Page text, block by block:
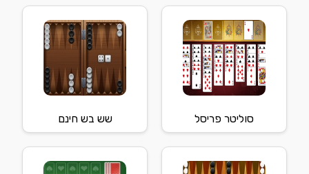
סוליטר פריסל שש בש חינם